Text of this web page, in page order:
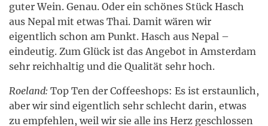
guter Wein. Genau. Oder ein schönes Stück Hasch
aus Nepal mit etwas Thai. Damit wären wir
eigentlich schon am Punkt. Hasch aus Nepal –
eindeutig. Zum Glück ist das Angebot in Amsterdam
sehr reichhaltig und die Qualität sehr hoch.
Roeland: Top Ten der Coffeeshops: Es ist erstaunlich,
aber wir sind eigentlich sehr schlecht darin, etwas
zu empfehlen, weil wir sie alle ins Herz geschlossen